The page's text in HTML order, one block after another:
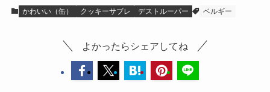
かわいい（缶） クッキーサブレ デストルーパー ベルギー
よかったらシェアしてね